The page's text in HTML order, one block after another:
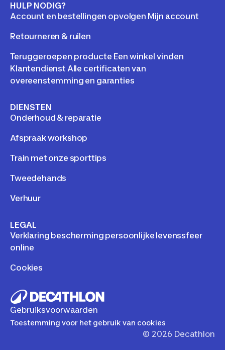
HULP NODIG?
Account en bestellingen opvolgen Mijn account
Retourneren & ruilen
Teruggeroepen producte Een winkel vinden
Klantendienst Alle certificaten van
overeenstemming en garanties
DIENSTEN
Onderhoud & reparatie
Afspraak workshop
Train met onze sporttips
Tweedehands
Verhuur
LEGAL
Verklaring bescherming persoonlijke levenssfeer
online
Cookies
Gebruiksvoorwaarden
Toestemming voor het gebruik van cookies
© 2026 Decathlon